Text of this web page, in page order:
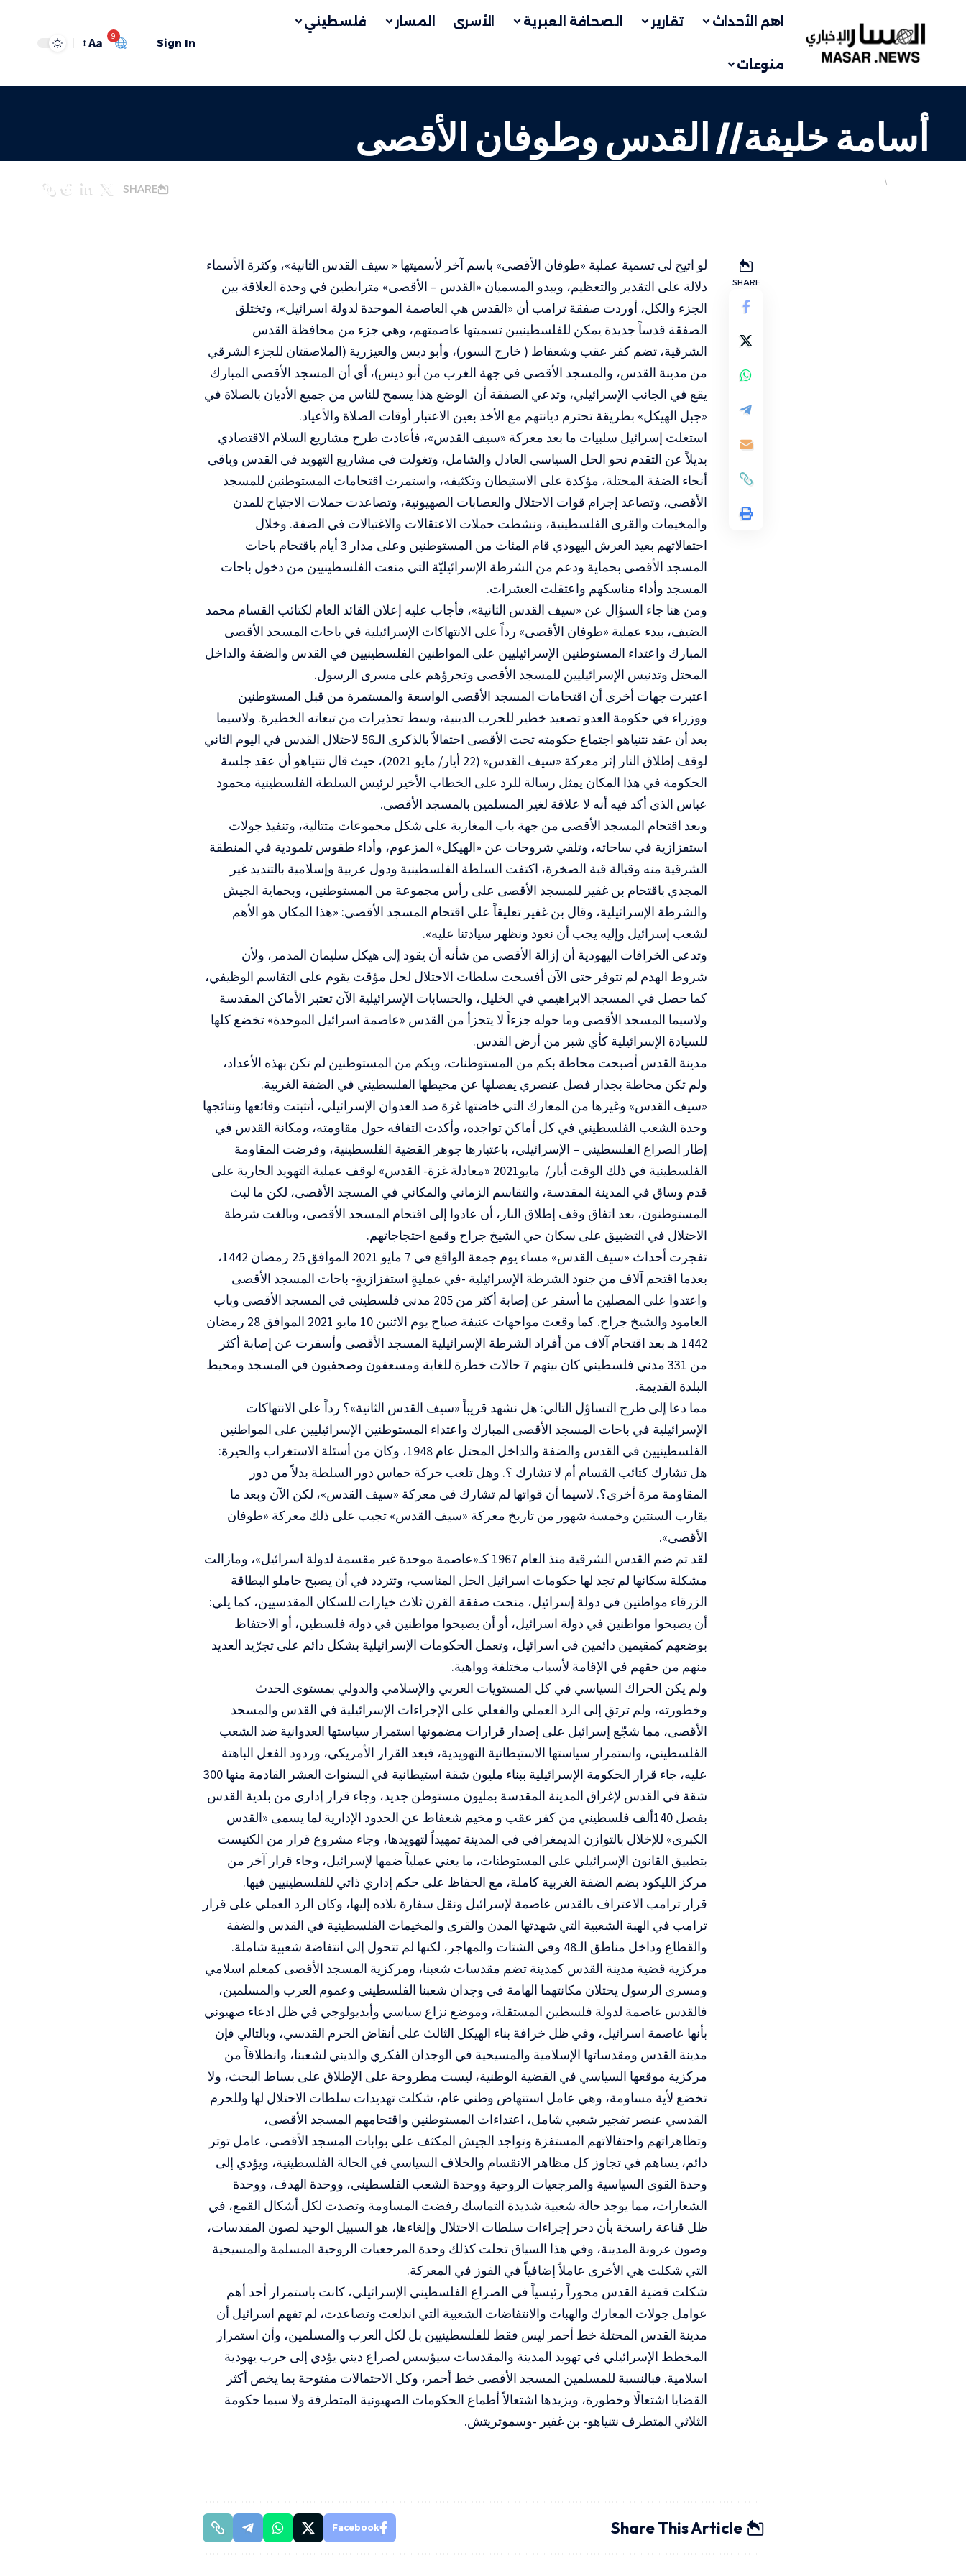
اهم الأحداث تقارير الصحافة العبرية الأسرى المسار فلسطيني
منوعات
Sign In
9
Aa
أسامة خليفة// القدس وطوفان الأقصى
فلسطينيمقالات
SHARE
SHARE
لو اتيح لي تسمية عملية «طوفان الأقصى» باسم آخر لأسميتها « سيف القدس الثانية»، وكثرة الأسماء
دلالة على التقدير والتعظيم، ويبدو المسميان «القدس – الأقصى» مترابطين في وحدة العلاقة بين
الجزء والكل، أوردت صفقة ترامب أن «القدس هي العاصمة الموحدة لدولة اسرائيل»، وتختلق
الصفقة قدساً جديدة يمكن للفلسطينيين تسميتها عاصمتهم، وهي جزء من محافظة القدس
الشرقية، تضم كفر عقب وشعفاط ( خارج السور)، وأبو ديس والعيزرية (الملاصقتان للجزء الشرقي
من مدينة القدس، والمسجد الأقصى في جهة الغرب من أبو ديس)، أي أن المسجد الأقصى المبارك
يقع في الجانب الإسرائيلي، وتدعي الصفقة أن الوضع هذا يسمح للناس من جميع الأديان بالصلاة في
«جبل الهيكل» بطريقة تحترم ديانتهم مع الأخذ بعين الاعتبار أوقات الصلاة والأعياد.
استغلت إسرائيل سلبيات ما بعد معركة «سيف القدس»، فأعادت طرح مشاريع السلام الاقتصادي
بديلاً عن التقدم نحو الحل السياسي العادل والشامل، وتغولت في مشاريع التهويد في القدس وباقي
أنحاء الضفة المحتلة، مؤكدة على الاستيطان وتكثيفه، واستمرت اقتحامات المستوطنين للمسجد
الأقصى، وتصاعد إجرام قوات الاحتلال والعصابات الصهيونية، وتصاعدت حملات الاجتياح للمدن
والمخيمات والقرى الفلسطينية، ونشطت حملات الاعتقالات والاغتيالات في الضفة. وخلال
احتفالاتهم بعيد العرش اليهودي قام المئات من المستوطنين وعلى مدار 3 أيام باقتحام باحات
المسجد الأقصى بحماية ودعم من الشرطة الإسرائيليّة التي منعت الفلسطينيين من دخول باحات
المسجد وأداء مناسكهم واعتقلت العشرات.
ومن هنا جاء السؤال عن «سيف القدس الثانية»، فأجاب عليه إعلان القائد العام لكتائب القسام محمد
الضيف، ببدء عملية «طوفان الأقصى» رداً على الانتهاكات الإسرائيلية في باحات المسجد الأقصى
المبارك واعتداء المستوطنين الإسرائيليين على المواطنين الفلسطينيين في القدس والضفة والداخل
المحتل وتدنيس الإسرائيليين للمسجد الأقصى وتجرؤهم على مسرى الرسول.
اعتبرت جهات أخرى أن اقتحامات المسجد الأقصى الواسعة والمستمرة من قبل المستوطنين
ووزراء في حكومة العدو تصعيد خطير للحرب الدينية، وسط تحذيرات من تبعاته الخطيرة. ولاسيما
بعد أن عقد
نتنياهو اجتماع حكومته تحت الأقصى احتفالاً بالذكرى الـ56 لاحتلال القدس في اليوم الثاني
لوقف إطلاق النار إثر معركة «سيف القدس» (22 أيار/ مايو 2021)،
حيث قال نتنياهو أن عقد جلسة
الحكومة في هذا المكان يمثل رسالة للرد على الخطاب الأخير لرئيس السلطة الفلسطينية محمود
عباس الذي أكد فيه أنه لا علاقة لغير المسلمين بالمسجد الأقصى.
وبعد اقتحام المسجد الأقصى من جهة باب المغاربة على شكل مجموعات متتالية، وتنفيذ جولات
استفزازية في ساحاته، وتلقي شروحات عن «الهيكل» المزعوم، وأداء طقوس تلمودية في المنطقة
الشرقية منه وقبالة قبة الصخرة، اكتفت السلطة الفلسطينية ودول عربية وإسلامية بالتنديد غير
المجدي باقتحام بن غفير للمسجد الأقصى على رأس مجموعة من المستوطنين، وبحماية الجيش
والشرطة الإسرائيلية، وقال بن غفير تعليقاً على اقتحام المسجد الأقصى: «هذا المكان هو الأهم
لشعب إسرائيل وإليه يجب أن نعود ونظهر سيادتنا عليه».
وتدعي الخرافات اليهودية أن إزالة الأقصى من شأنه أن يقود إلى هيكل سليمان المدمر، ولأن
شروط الهدم لم تتوفر حتى الآن أفسحت سلطات الاحتلال لحل مؤقت يقوم على التقاسم الوظيفي،
كما حصل في المسجد الابراهيمي في الخليل، والحسابات الإسرائيلية الآن تعتبر الأماكن المقدسة
ولاسيما المسجد الأقصى وما حوله جزءاً لا يتجزأ من القدس «عاصمة اسرائيل الموحدة» تخضع كلها
للسيادة الإسرائيلية كأي شبر من أرض القدس.
مدينة القدس أصبحت محاطة بكم من المستوطنات، وبكم من المستوطنين لم تكن بهذه الأعداد،
ولم تكن محاطة بجدار فصل عنصري يفصلها عن محيطها الفلسطيني في الضفة الغربية.
«سيف القدس» وغيرها من المعارك التي خاضتها غزة ضد العدوان الإسرائيلي، أتثبتت وقائعها ونتائجها
وحدة الشعب الفلسطيني في كل أماكن تواجده، وأكدت التفافه حول مقاومته، ومكانة القدس في
إطار الصراع الفلسطيني – الإسرائيلي، باعتبارها جوهر القضية الفلسطينية، وفرضت المقاومة
الفلسطينية في ذلك الوقت أيار/ مايو2021 «معادلة غزة- القدس» لوقف عملية التهويد الجارية على
قدم وساق في المدينة المقدسة، والتقاسم الزماني والمكاني في المسجد الأقصى، لكن ما لبث
المستوطنون، بعد اتفاق وقف إطلاق النار، أن عادوا إلى اقتحام المسجد الأقصى، وبالغت شرطة
الاحتلال في التضييق على سكان حي الشيخ جراح وقمع احتجاجاتهم.
تفجرت أحداث «سيف القدس» مساء يوم جمعة الواقع في 7 مايو 2021 الموافق 25 رمضان 1442،
بعدما اقتحم آلاف من جنود الشرطة الإسرائيلية -في عمليةٍ استفزازيةٍ- باحات المسجد الأقصى
واعتدوا على المصلين ما أسفر عن إصابة أكثر من 205 مدني فلسطيني في المسجد الأقصى وباب
العامود والشيخ جراح. كما وقعت مواجهات عنيفة صباح يوم الاثنين 10 مايو 2021 الموافق 28 رمضان
1442 هـ بعد اقتحام آلاف من أفراد الشرطة الإسرائيلية المسجد الأقصى وأسفرت عن إصابة أكثر
من 331 مدني فلسطيني كان بينهم 7 حالات خطرة للغاية ومسعفون وصحفيون في المسجد ومحيط
البلدة القديمة.
مما دعا إلى طرح التساؤل التالي: هل نشهد قريباً «سيف القدس الثانية»؟ رداً على الانتهاكات
الإسرائيلية في باحات المسجد الأقصى المبارك واعتداء المستوطنين الإسرائيليين على المواطنين
الفلسطينيين في القدس والضفة والداخل المحتل عام 1948، وكان من أسئلة الاستغراب والحيرة:
هل تشارك كتائب القسام أم لا تشارك ؟. وهل تلعب حركة حماس دور السلطة بدلاً من دور
المقاومة مرة أخرى؟. لاسيما أن قواتها لم تشارك في معركة «سيف القدس»، لكن الآن وبعد ما
يقارب السنتين وخمسة شهور من تاريخ معركة «سيف القدس» تجيب على ذلك معركة «طوفان
الأقصى».
لقد تم ضم القدس الشرقية منذ العام 1967 كـ«عاصمة موحدة غير مقسمة لدولة اسرائيل»، ومازالت
مشكلة سكانها لم تجد لها حكومات اسرائيل الحل المناسب، وتتردد في أن يصبح حاملو البطاقة
الزرقاء مواطنين في دولة إسرائيل، منحت صفقة القرن ثلاث خيارات للسكان المقدسيين، كما يلي:
أن يصبحوا مواطنين في دولة اسرائيل، أو أن يصبحوا مواطنين في دولة فلسطين، أو الاحتفاظ
بوضعهم كمقيمين دائمين في اسرائيل، وتعمل الحكومات الإسرائيلية بشكل دائم على تجرّيد العديد
منهم من حقهم في الإقامة لأسباب مختلفة وواهية.
ولم يكن الحراك السياسي في كل المستويات العربي والإسلامي والدولي بمستوى الحدث
وخطورته، ولم ترتقِ إلى الرد العملي والفعلي على الإجراءات الإسرائيلية في القدس والمسجد
الأقصى، مما شجّع إسرائيل على إصدار قرارات مضمونها استمرار سياستها العدوانية ضد الشعب
الفلسطيني، واستمرار سياستها الاستيطانية التهويدية، فبعد القرار الأمريكي، وردود الفعل الباهتة
عليه، جاء قرار الحكومة الإسرائيلية ببناء مليون شقة استيطانية في السنوات العشر القادمة منها 300
شقة في القدس لإغراق المدينة المقدسة بمليون مستوطن جديد، وجاء قرار إداري من بلدية القدس
بفصل 140ألف فلسطيني من كفر عقب و مخيم شعفاط عن الحدود الإدارية لما يسمى «القدس
الكبرى» للإخلال بالتوازن الديمغرافي في المدينة تمهيداً لتهويدها، وجاء مشروع قرار من الكنيست
بتطبيق القانون الإسرائيلي على المستوطنات، ما يعني عملياً ضمها لإسرائيل، وجاء قرار آخر من
مركز الليكود بضم الضفة الغربية كاملة، مع الحفاظ على حكم إداري ذاتي للفلسطينيين فيها.
قرار ترامب الاعتراف بالقدس عاصمة لإسرائيل ونقل سفارة بلاده إليها، وكان الرد العملي على قرار
ترامب في الهبة الشعبية التي شهدتها المدن والقرى والمخيمات الفلسطينية في القدس والضفة
والقطاع وداخل مناطق الـ48 وفي الشتات والمهاجر، لكنها لم تتحول إلى انتفاضة شعبية شاملة.
مركزية قضية مدينة القدس كمدينة تضم مقدسات شعبنا، ومركزية المسجد الأقصى كمعلم اسلامي
ومسرى الرسول يحتلان مكانتهما الهامة في وجدان شعبنا الفلسطيني وعموم العرب والمسلمين،
فالقدس عاصمة لدولة فلسطين المستقلة، وموضع نزاع سياسي وأيديولوجي في ظل ادعاء صهيوني
بأنها عاصمة اسرائيل، وفي ظل خرافة بناء الهيكل الثالث على أنقاض الحرم القدسي، وبالتالي فإن
مدينة القدس ومقدساتها الإسلامية والمسيحية في الوجدان الفكري والديني لشعبنا، وانطلاقاً من
مركزية موقعها السياسي في القضية الوطنية، ليست مطروحة على الإطلاق على بساط البحث، ولا
تخضع لأية مساومة، وهي عامل استنهاض وطني عام، شكلت تهديدات سلطات الاحتلال لها وللحرم
القدسي عنصر تفجير شعبي شامل، اعتداءات المستوطنين واقتحامهم المسجد الأقصى،
وتظاهراتهم واحتفالاتهم المستفزة وتواجد الجيش المكثف على بوابات المسجد الأقصى، عامل توتر
دائم، يساهم في تجاوز كل مظاهر الانقسام والخلاف السياسي في الحالة الفلسطينية، ويؤدي إلى
وحدة القوى السياسية والمرجعيات الروحية ووحدة الشعب الفلسطيني، ووحدة الهدف، ووحدة
الشعارات، مما يوجد حالة شعبية شديدة التماسك رفضت المساومة وتصدت لكل أشكال القمع، في
ظل قناعة راسخة بأن دحر إجراءات سلطات الاحتلال وإلغاءها، هو السبيل الوحيد لصون المقدسات،
وصون عروبة المدينة، وفي هذا السياق تجلت كذلك وحدة المرجعيات الروحية المسلمة والمسيحية
التي شكلت هي الأخرى عاملاً إضافياً في الفوز في المعركة.
شكلت قضية القدس محوراً رئيسياً في الصراع الفلسطيني الإسرائيلي، كانت باستمرار أحد أهم
عوامل جولات المعارك والهبات والانتفاضات الشعبية التي اندلعت وتصاعدت، لم تفهم اسرائيل أن
مدينة القدس المحتلة خط أحمر ليس فقط للفلسطينيين بل لكل العرب والمسلمين، وأن استمرار
المخطط الإسرائيلي في تهويد المدينة والمقدسات سيؤسس لصراع ديني يؤدي إلى حرب يهودية
اسلامية. فبالنسبة للمسلمين المسجد الأقصى خط أحمر، وكل الاحتمالات مفتوحة بما يخص أكثر
القضايا اشتعالًا وخطورة، ويزيدها اشتعالاً أطماع الحكومات الصهيونية المتطرفة ولا سيما حكومة
الثلاثي المتطرف نتنياهو- بن غفير -وسموتريتش.
Share This Article
Facebook